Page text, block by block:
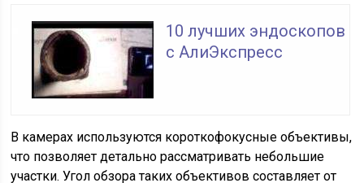
10 лучших эндоскопов
с АлиЭкспресс
В камерах используются короткофокусные объективы,
что позволяет детально рассматривать небольшие
участки. Угол обзора таких объективов составляет от